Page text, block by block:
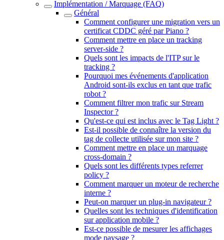
Implémentation / Marquage (FAQ)
Général
Comment configurer une migration vers un
certificat CDDC géré par Piano ?
Comment mettre en place un tracking
server-side ?
Quels sont les impacts de l'ITP sur le
tracking ?
Pourquoi mes événements d'application
Android sont-ils exclus en tant que trafic
robot ?
Comment filtrer mon trafic sur Stream
Inspector ?
Qu'est-ce qui est inclus avec le Tag Light ?
Est-il possible de connaître la version du
tag de collecte utilisée sur mon site ?
Comment mettre en place un marquage
cross-domain ?
Quels sont les différents types referrer
policy ?
Comment marquer un moteur de recherche
interne ?
Peut-on marquer un plug-in navigateur ?
Quelles sont les techniques d'identification
sur application mobile ?
Est-ce possible de mesurer les affichages
mode paysage ?